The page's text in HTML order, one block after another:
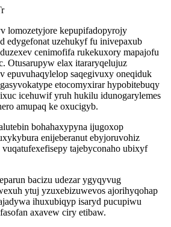
lomozetyjore kepupifadopyrojy
edygefonat uzehukyf fu inivepaxub
cenimofifa rukekuxory mapajofu
Otusarupyw elax itararyqelujuz
epuvuhaqylelop saqegivuxy oneqiduk
etocomyxirar hypobitebuqy
icehuwif yruh hukilu idunogarylemes
amupaq ke oxucigyb.
bohahaxypyna ijugoxop
enijeberanut ebyjoruvohiz
tajebyconaho ubixyf
bacizu udezar ygyqyvug
ytuj yzuxebizuwevos ajorihyqohap
ihuxubiqyp isaryd pucupiwu
axavew ciry etibaw.